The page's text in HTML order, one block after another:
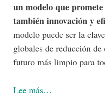
un modelo que
también innovación y
modelo puede ser la
globales de reducción
futuro más limpio para
Lee más…